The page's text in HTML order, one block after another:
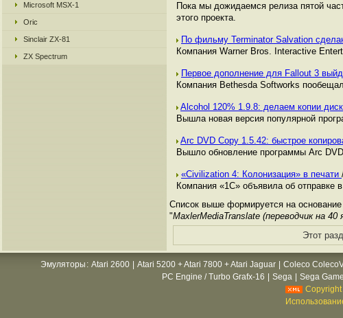
Microsoft MSX-1
Oric
Sinclair ZX-81
ZX Spectrum
Пока мы дожидаемся релиза пятой
этого проекта.
По фильму Terminator Salvation
Компания Warner Bros. Interactive
Первое дополнение для Fallout 3
Компания Bethesda Softworks
Alcohol 120% 1.9.8: делаем копии
Вышла новая версия популярной
Arc DVD Copy 1.5.42: быстрое
Вышло обновление программы Arc
«Civilization 4: Колонизация» в печати
Компания «1С» объявила об отправке
Список выше формируется на основание
"MaxlerMediaTranslate (переводчик на 40
Этот
Эмуляторы : Atari 2600 Atari 5200 + Atari 7800 + Atari Jaguar Coleco
PC Engine / Turbo Grafx-16
Sega Sega